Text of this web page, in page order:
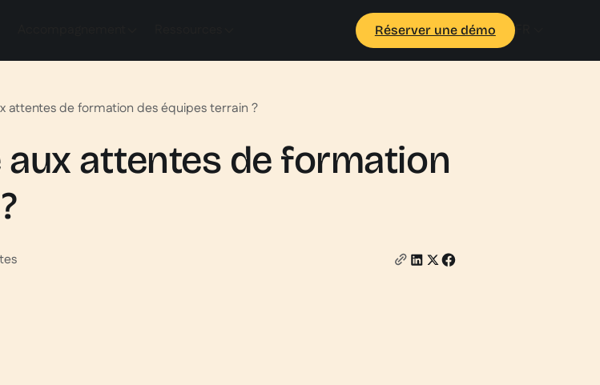
Réserver une démo FR
attentes de formation des équipes terrain ?
attentes de formation